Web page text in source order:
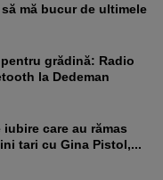
mă bucur de ultimele
la Dedeman
tari cu Gina Pistol,...